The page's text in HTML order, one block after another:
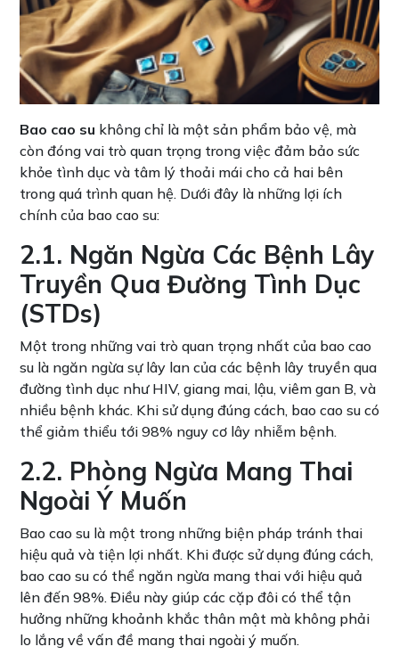
Bao cao su không chỉ là một sản phẩm bảo vệ, mà
còn đóng vai trò quan trọng trong việc đảm bảo sức
khỏe tình dục và tâm lý thoải mái cho cả hai bên
trong quá trình quan hệ. Dưới đây là những lợi ích
chính của bao cao su:
2.1. Ngăn Ngừa Các Bệnh Lây
Truyền Qua Đường Tình Dục
(STDs)
Một trong những vai trò quan trọng nhất của bao cao
su là ngăn ngừa sự lây lan của các bệnh lây truyền qua
đường tình dục như HIV, giang mai, lậu, viêm gan B, và
nhiều bệnh khác. Khi sử dụng đúng cách, bao cao su có
thể giảm thiểu tới 98% nguy cơ lây nhiễm bệnh.
2.2. Phòng Ngừa Mang Thai
Ngoài Ý Muốn
Bao cao su là một trong những biện pháp tránh thai
hiệu quả và tiện lợi nhất. Khi được sử dụng đúng cách,
bao cao su có thể ngăn ngừa mang thai với hiệu quả
lên đến 98%. Điều này giúp các cặp đôi có thể tận
hưởng những khoảnh khắc thân mật mà không phải
lo lắng về vấn đề mang thai ngoài ý muốn.